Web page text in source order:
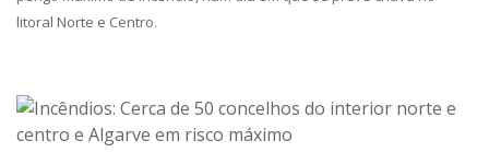
litoral Norte e Centro.